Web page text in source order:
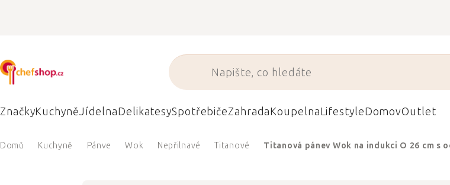
ZnačkyKuchyněJídelnaDelikatesySpotřebičeZahradaKoupelnaLifestyleDomovOutlet
Domů Kuchyně Pánve Wok Nepřilnavé Titanové Titanová pánev Wok na indukci O 26 cm